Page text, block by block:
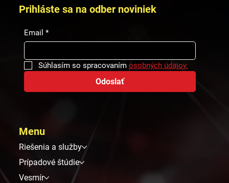
Menu
Riešenia a služby
Prípadové štúdie
Vesmír
Prihláste sa na odber noviniek
Email *
Súhlasím so spracovaním osobných údajov.
Odoslať